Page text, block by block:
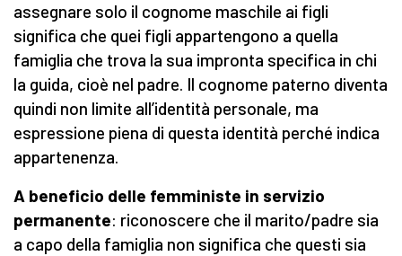
assegnare solo il cognome maschile ai figli
significa che quei figli appartengono a quella
famiglia che trova la sua impronta specifica in chi
la guida, cioè nel padre. Il cognome paterno diventa
quindi non limite all’identità personale, ma
espressione piena di questa identità perché indica
appartenenza.
A beneficio delle femministe in servizio
permanente: riconoscere che il marito/padre sia
a capo della famiglia non significa che questi sia